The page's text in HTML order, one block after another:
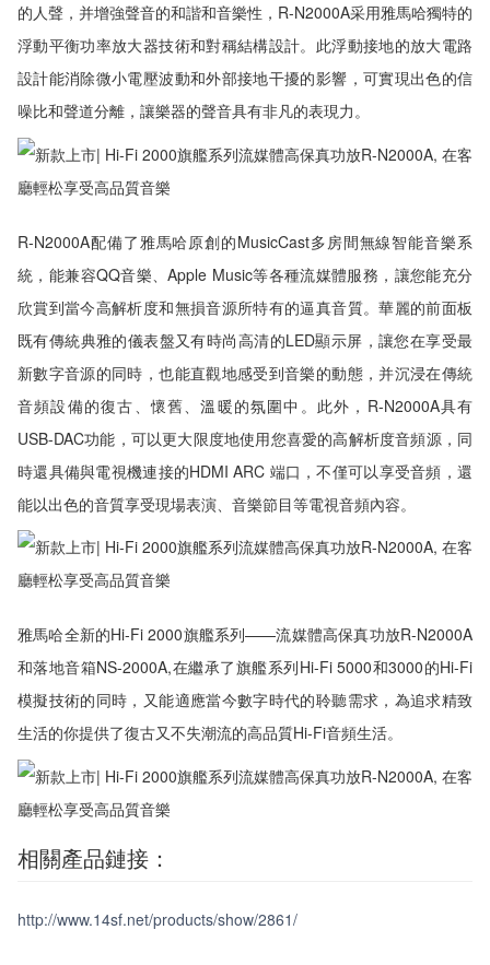
的人聲，并增強聲音的和諧和音樂性，R-N2000A采用雅馬哈獨特的
浮動平衡功率放大器技術和對稱結構設計。此浮動接地的放大電路
設計能消除微小電壓波動和外部接地干擾的影響，可實現出色的信
噪比和聲道分離，讓樂器的聲音具有非凡的表現力。
R-N2000A配備了雅馬哈原創的MusicCast多房間無線智能音樂系
統，能兼容QQ音樂、Apple Music等各種流媒體服務，讓您能充分
欣賞到當今高解析度和無損音源所特有的逼真音質。華麗的前面板
既有傳統典雅的儀表盤又有時尚高清的LED顯示屏，讓您在享受最
新數字音源的同時，也能直觀地感受到音樂的動態，并沉浸在傳統
音頻設備的復古、懷舊、溫暖的氛圍中。此外，R-N2000A具有
USB-DAC功能，可以更大限度地使用您喜愛的高解析度音頻源，同
時還具備與電視機連接的HDMI ARC 端口，不僅可以享受音頻，還
能以出色的音質享受現場表演、音樂節目等電視音頻內容。
雅馬哈全新的Hi-Fi 2000旗艦系列——流媒體高保真功放R-N2000A
和落地音箱NS-2000A,在繼承了旗艦系列Hi-Fi 5000和3000的Hi-Fi
模擬技術的同時，又能適應當今數字時代的聆聽需求，為追求精致
生活的你提供了復古又不失潮流的高品質Hi-Fi音頻生活。
相關產品鏈接：
http://www.14sf.net/products/show/2861/